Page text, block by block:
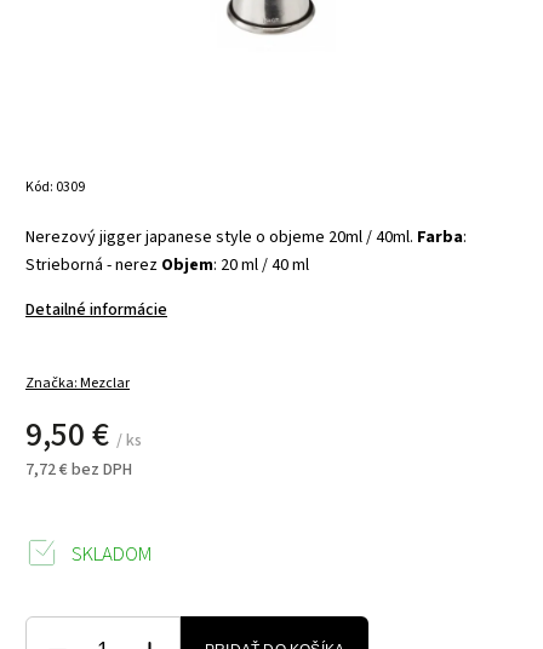
Kód: 0309
Nerezový jigger japanese style o objeme 20ml / 40ml. Farba:
Strieborná - nerez Objem: 20 ml / 40 ml
Detailné informácie
Značka:Mezclar
9,50 € / ks
7,72 € bez DPH
SKLADOM